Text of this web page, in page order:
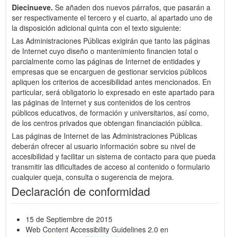
Diecinueve. Se añaden dos nuevos párrafos, que pasarán a
ser respectivamente el tercero y el cuarto, al apartado uno de
la disposición adicional quinta con el texto siguiente:
Las Administraciones Públicas exigirán que tanto las páginas
de Internet cuyo diseño o mantenimiento financien total o
parcialmente como las páginas de Internet de entidades y
empresas que se encarguen de gestionar servicios públicos
apliquen los criterios de accesibilidad antes mencionados. En
particular, será obligatorio lo expresado en este apartado para
las páginas de Internet y sus contenidos de los centros
públicos educativos, de formación y universitarios, así como,
de los centros privados que obtengan financiación pública.
Las páginas de Internet de las Administraciones Públicas
deberán ofrecer al usuario información sobre su nivel de
accesibilidad y facilitar un sistema de contacto para que pueda
transmitir las dificultades de acceso al contenido o formulario
cualquier queja, consulta o sugerencia de mejora.
Declaración de conformidad
15 de Septiembre de 2015
Web Content Accessibility Guidelines 2.0 en